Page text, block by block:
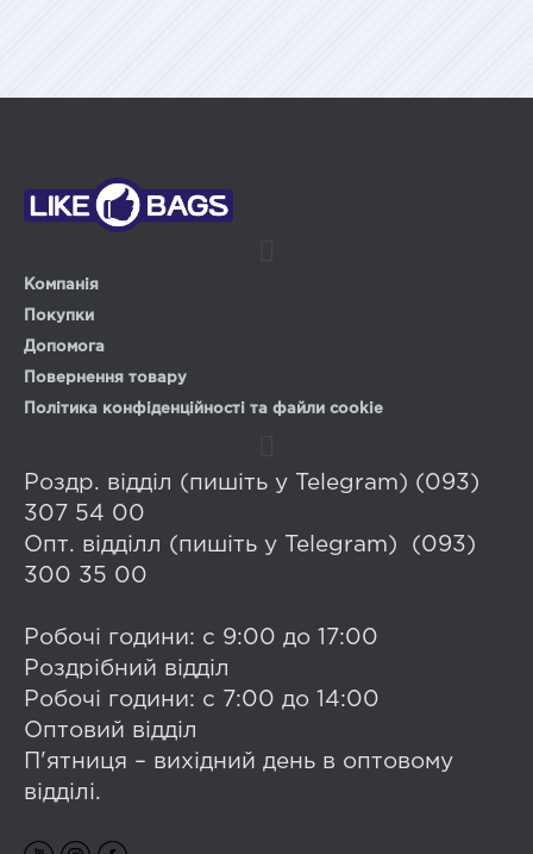
Компанія
Покупки
Допомога
Повернення товару
Політика конфіденційності та файли cookie
Роздр. відділ (пишіть у Telegram) (093)
307 54 00
Опт. відділл (пишіть у Telegram) (093)
300 35 00
Робочі години: с 9:00 до 17:00
Роздрібний відділ
Робочі години: с 7:00 до 14:00
Оптовий відділ
П'ятниця – вихідний день в оптовому
відділі.